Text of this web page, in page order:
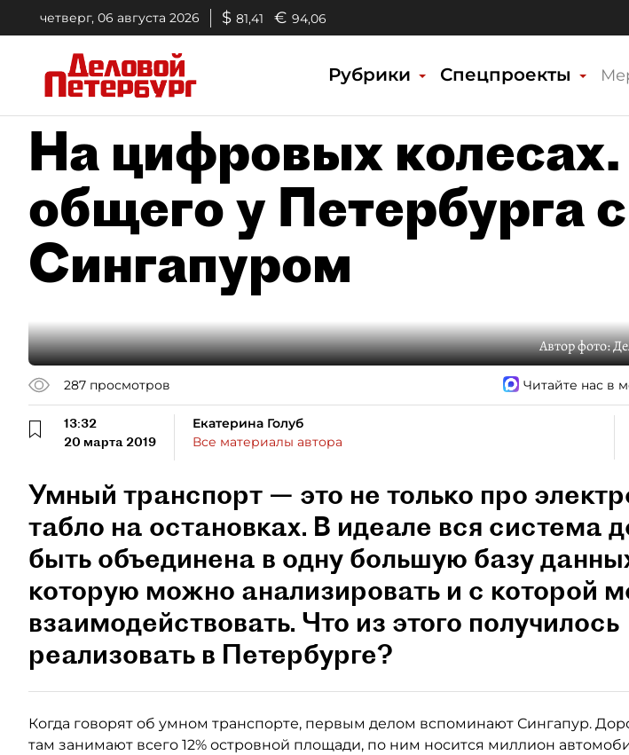
четверг, 06 августа 2026 $ 81,41 € 94,06
Рубрики Спецпроекты
На цифровых
общего у Петербурга с
Сингапуром
Автор фото:
287 просмотров Читайте нас в
13:32
20 марта 2019
Екатерина Голуб
Все материалы автора
Умный транспорт — это не только про
табло на остановках. В идеале вся система
быть объединена в одну большую базу
которую можно анализировать и с которой
взаимодействовать. Что из этого получилось
реализовать в Петербурге?
Когда говорят об умном транспорте, первым делом вспоминают Сингапур.
там занимают всего 12% островной площади, по ним носится миллион